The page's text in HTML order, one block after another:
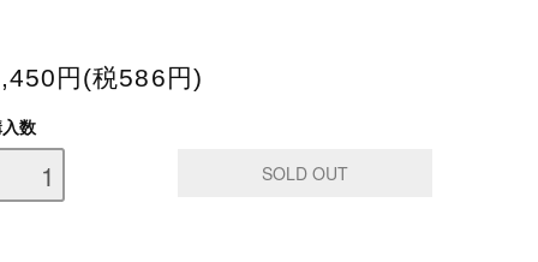
円(税586円)
数